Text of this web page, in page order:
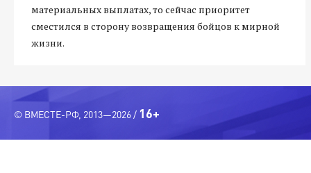
материальных выплатах, то сейчас приоритет
сместился в сторону возвращения бойцов к мирной
жизни.
© ВМЕСТЕ-РФ, 2013—2026 / 16+